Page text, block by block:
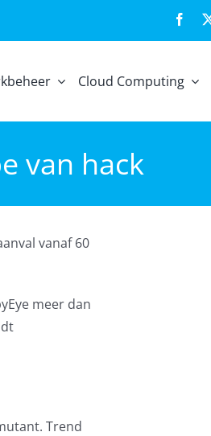
Cloud Computing
van hack
vanaf 60
meer dan
Trend